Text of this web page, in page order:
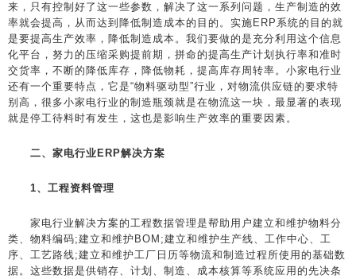
来，只有控制好了这一些参数，解决了这一系列问题，生产制造的效
率就会提高，从而达到降低制造成本的目的。实施ERP系统的目的就
是要提高生产效率，降低制造成本。我们要做的是充分利用这个信息
化平台，努力的压缩采购提前期，拼命的提高生产计划执行率和准时
交货率，不断的降低库存，降低物耗，提高库存周转率。小家电行业
还有一个重要特点，它是“物料驱动型”行业，对物流供应链的要求特
别高，很多小家电行业的制造瓶颈就是在物流这一块，最显著的表现
就是停工待料时有发生，这也是影响生产效率的重要因素。
二、家电行业ERP解决方案
1、工程资料管理
家电行业解决方案的工程数据管理是帮助用户建立和维护物料分
类、物料编码;建立和维护BOM;建立和维护生产线、工作中心、工
序、工艺路线;建立和维护工厂日历等物流和制造过程所使用的基础数
据。这些数据是供销存、计划、制造、成本核算等系统应用的先决条